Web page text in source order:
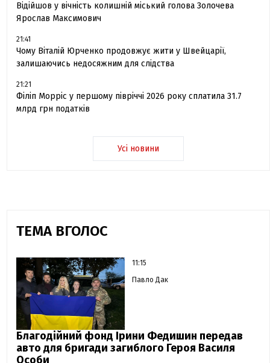
Відійшов у вічність колишній міський голова Золочева
Ярослав Максимович
21:41
Чому Віталій Юрченко продовжує жити у Швейцарії,
залишаючись недосяжним для слідства
21:21
Філіп Морріс у першому півріччі 2026 року сплатила 31.7
млрд грн податків
Усі новини
ТЕМА ВГОЛОС
11:15
Павло Дак
Благодійний фонд Ірини Федишин передав
авто для бригади загиблого Героя Василя
Особи